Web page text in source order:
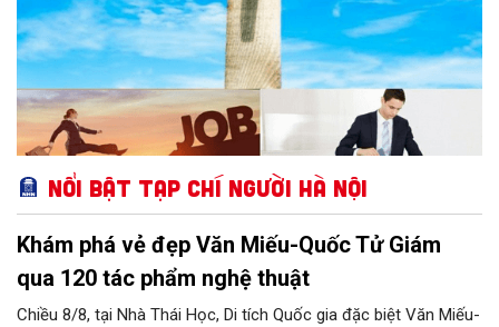
Nổi bật Tạp chí Người Hà Nội
Khám phá vẻ đẹp Văn Miếu-Quốc Tử Giám
qua 120 tác phẩm nghệ thuật
Chiều 8/8, tại Nhà Thái Học, Di tích Quốc gia đặc biệt Văn Miếu-